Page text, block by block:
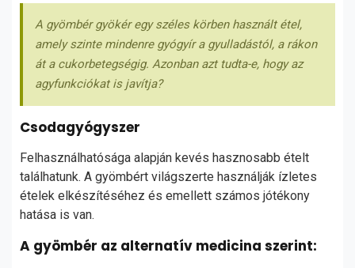
A gyömbér gyökér egy széles körben használt étel,
amely szinte mindenre gyógyír a gyulladástól, a rákon
át a cukorbetegségig. Azonban azt tudta-e, hogy az
agyfunkciókat is javítja?
Csodagyógyszer
Felhasználhatósága alapján kevés hasznosabb ételt
találhatunk. A gyömbért világszerte használják ízletes
ételek elkészítéséhez és emellett számos jótékony
hatása is van.
A gyömbér az alternatív medicina szerint: